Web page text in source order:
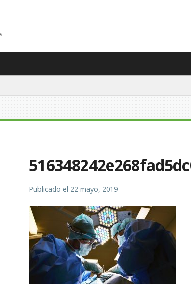
Publicado el 22 mayo, 2019